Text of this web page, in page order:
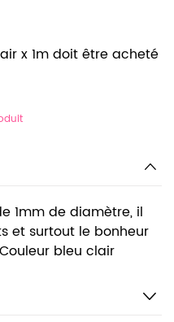
x 1m doit être acheté
1mm de diamètre, il
et surtout le bonheur
bleu clair